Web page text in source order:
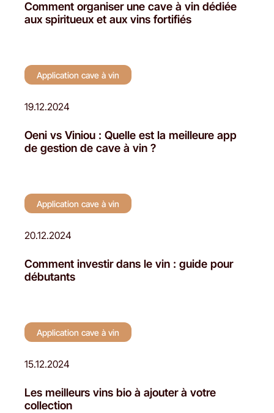
Comment organiser une cave à vin dédiée
aux spiritueux et aux vins fortifiés
Application cave à vin
19.12.2024
Oeni vs Viniou : Quelle est la meilleure app
de gestion de cave à vin ?
Application cave à vin
20.12.2024
Comment investir dans le vin : guide pour
débutants
Application cave à vin
15.12.2024
Les meilleurs vins bio à ajouter à votre
collection